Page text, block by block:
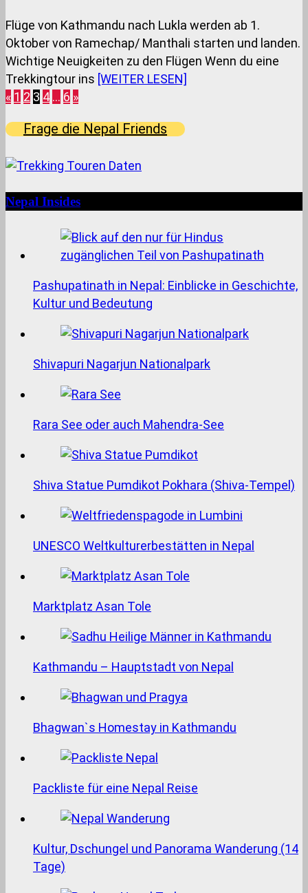
Flüge von Kathmandu nach Lukla werden ab 1.
Oktober von Ramechap/ Manthali starten und landen.
Wichtige Neuigkeiten zu den Flügen Wenn du eine
Trekkingtour ins [WEITER LESEN]
Seitennummerierung
der
« 1 2 3 4 … 6 »
Frage die Nepal Friends
Nepal Insides
Pashupatinath in Nepal: Einblicke in Geschichte,
Kultur und Bedeutung
Shivapuri Nagarjun Nationalpark
Rara See oder auch Mahendra-See
Shiva Statue Pumdikot Pokhara (Shiva-Tempel)
UNESCO Weltkulturerbestätten in Nepal
Marktplatz Asan Tole
Kathmandu – Hauptstadt von Nepal
Bhagwan`s Homestay in Kathmandu
Packliste für eine Nepal Reise
Kultur, Dschungel und Panorama Wanderung (14
Tage)